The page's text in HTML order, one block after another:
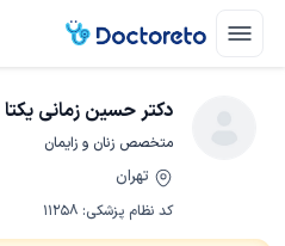
دکتر حسین زمانی یکتا
متخصص زنان و زایمان
تهران
کد نظام پزشکی:
11258